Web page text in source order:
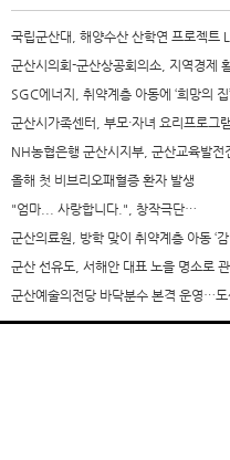
국립군산대, 해양수산 산학연 프로젝트
군산시의회-군산상공회의소, 지역경제
SGC에너지, 취약계층 아동에 ‘희망의 집
군산시가족센터, 부모·자녀 요리프로그
NH농협은행 군산시지부, 군산교육발
올해 첫 비브리오패혈증 환자 발생
"엄마... 사랑합니다.", 창작극단…
군산의료원, 방학 맞이 취약계층 아동 ‘
군산 선유도, 서해안 대표 노을 명소로 관
군산예술의전당 바닥분수 본격 운영…